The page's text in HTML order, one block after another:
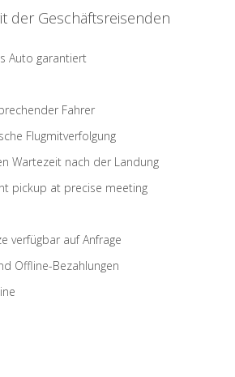
der Geschäftsreisenden
Auto garantiert
Fahrer
Flugmitverfolgung
Wartezeit nach der Landung
pickup at precise meeting
verfügbar auf Anfrage
Offline-Bezahlungen